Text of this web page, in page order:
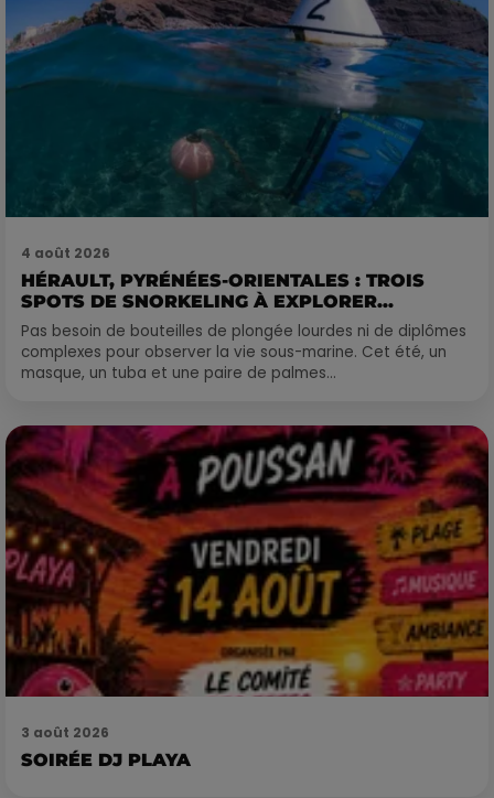
4 août 2026
HÉRAULT, PYRÉNÉES-ORIENTALES : TROIS
SPOTS DE SNORKELING À EXPLORER...
Pas besoin de bouteilles de plongée lourdes ni de diplômes
complexes pour observer la vie sous-marine. Cet été, un
masque, un tuba et une paire de palmes...
3 août 2026
SOIRÉE DJ PLAYA